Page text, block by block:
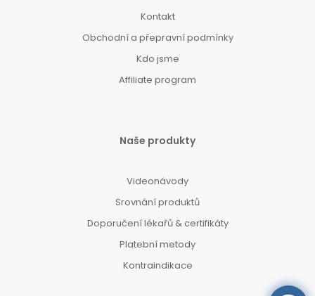
Kontakt
Obchodní a přepravní podmínky
Kdo jsme
Affiliate program
Naše produkty
Videonávody
Srovnání produktů
Doporučení lékařů & certifikáty
Platební metody
Kontraindikace